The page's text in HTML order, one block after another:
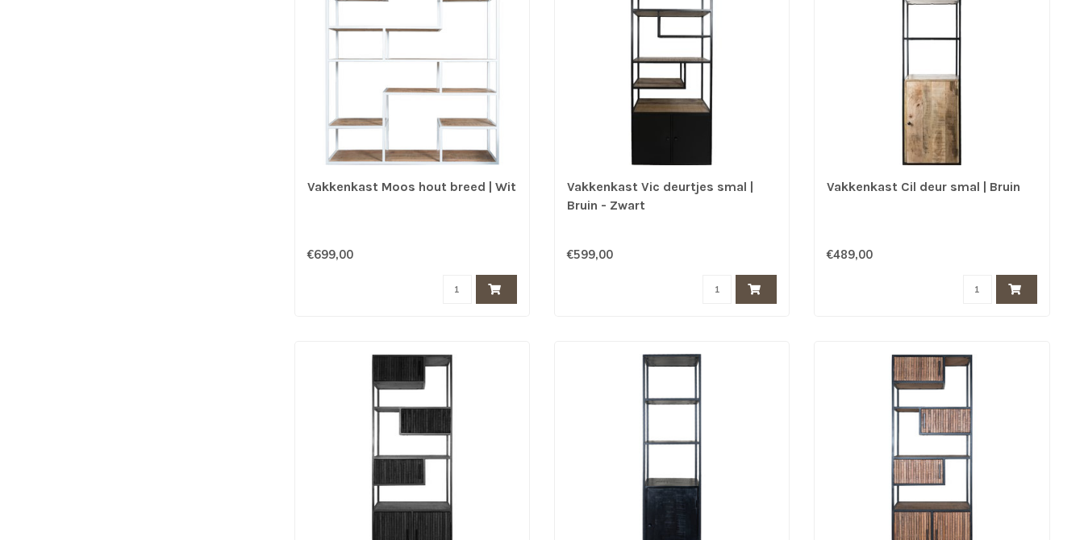
Vakkenkast Moos hout breed | Wit
€699,00
Vakkenkast Vic deurtjes smal |
Bruin - Zwart
€599,00
Vakkenkast Cil deur smal | Bruin
€489,00